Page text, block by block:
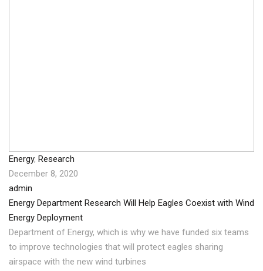
Energy, Research
December 8, 2020
admin
Energy Department Research Will Help Eagles Coexist with Wind
Energy Deployment
Department of Energy, which is why we have funded six teams
to improve technologies that will protect eagles sharing
airspace with the new wind turbines